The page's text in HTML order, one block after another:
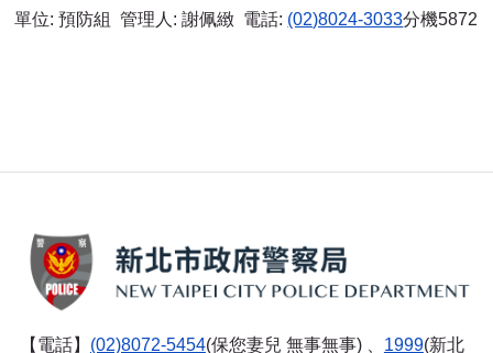
單位:預防組管理人:謝佩緻 電話: (02)8024-3033分機5872
【電話】 (02)8072-5454(保您妻兒 無事無事) 、 1999(新北